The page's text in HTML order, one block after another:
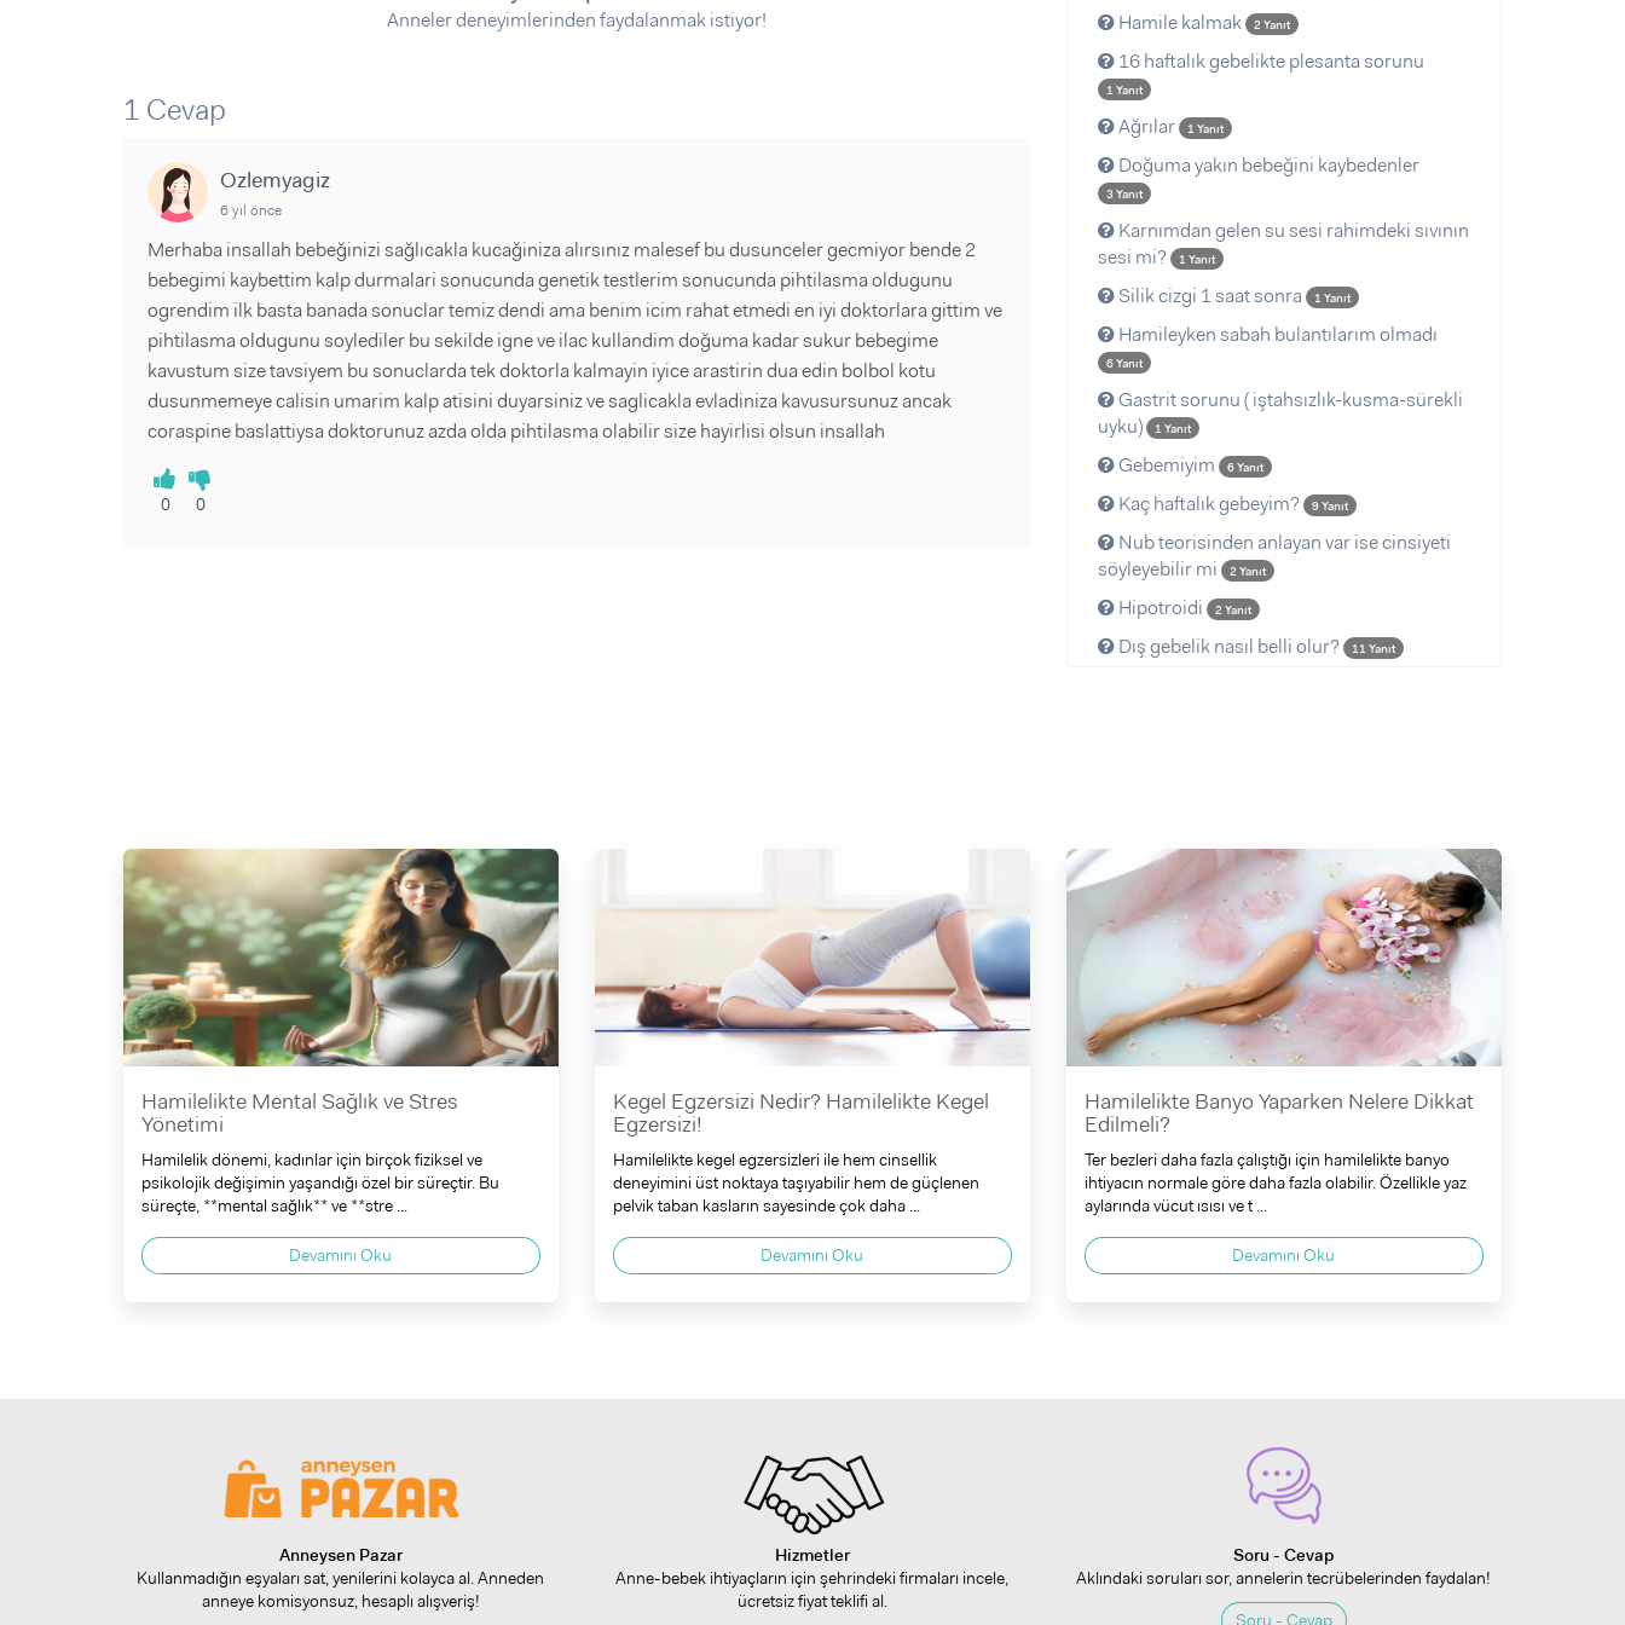
Eğlence
Anneler deneyimlerinden faydalanmak istiyor!
1 Cevap
Ozlemyagiz
6 yıl önce
Merhaba insallah bebeğinizi sağlıcakla kucağiniza alırsınız malesef bu dusunceler gecmiyor bende 2
bebegimi kaybettim kalp durmalari sonucunda genetik testlerim sonucunda pihtilasma oldugunu
ogrendim ilk basta banada sonuclar temiz dendi ama benim icim rahat etmedi en iyi doktorlara gittim ve
pihtilasma oldugunu soylediler bu sekilde igne ve ilac kullandim doğuma kadar sukur bebegime
kavustum size tavsiyem bu sonuclarda tek doktorla kalmayin iyice arastirin dua edin bolbol kotu
dusunmemeye calisin umarim kalp atisini duyarsiniz ve saglicakla evladiniza kavusursunuz ancak
coraspine baslattiysa doktorunuz azda olda pihtilasma olabilir size hayirlisi olsun insallah
0 0
Hamile kalmak 2 Yanıt
16 haftalık gebelikte plesanta sorunu
1 Yanıt
Ağrılar 1 Yanıt
Doğuma yakın bebeğini kaybedenler
3 Yanıt
Karnımdan gelen su sesi rahimdeki sıvının
sesi mi?
1 Yanıt
Silik cizgi 1 saat sonra 1 Yanıt
Hamileyken sabah bulantılarım olmadı
6 Yanıt
Gastrit sorunu ( iştahsızlık-kusma-sürekli
uyku)
1 Yanıt
Gebemiyim 6 Yanıt
Kaç haftalık gebeyim? 9 Yanıt
Nub teorisinden anlayan var ise cinsiyeti
söyleyebilir mi
2 Yanıt
Hipotroidi 2 Yanıt
Dış gebelik nasıl belli olur? 11 Yanıt
Hamilelikte Mental Sağlık ve Stres
Yönetimi
Hamilelik dönemi, kadınlar için birçok fiziksel ve
psikolojik değişimin yaşandığı özel bir süreçtir. Bu
süreçte, **mental sağlık** ve **stre ...
Devamını Oku
Kegel Egzersizi Nedir? Hamilelikte Kegel
Egzersizi!
Hamilelikte kegel egzersizleri ile hem cinsellik
deneyimini üst noktaya taşıyabilir hem de güçlenen
pelvik taban kasların sayesinde çok daha ...
Devamını Oku
Hamilelikte Banyo Yaparken Nelere Dikkat
Edilmeli?
Ter bezleri daha fazla çalıştığı için hamilelikte banyo
ihtiyacın normale göre daha fazla olabilir. Özellikle yaz
aylarında vücut ısısı ve t ...
Devamını Oku
Anneysen Pazar
Kullanmadığın eşyaları sat, yenilerini kolayca al. Anneden
anneye komisyonsuz, hesaplı alışveriş!
Hizmetler
Anne-bebek ihtiyaçların için şehrindeki firmaları incele,
ücretsiz fiyat teklifi al.
Soru - Cevap
Aklındaki soruları sor, annelerin tecrübelerinden faydalan!
Soru - Cevap